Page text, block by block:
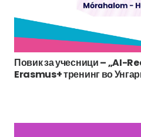
Повик за учесници – „AI-
Erasmus+ тренинг во